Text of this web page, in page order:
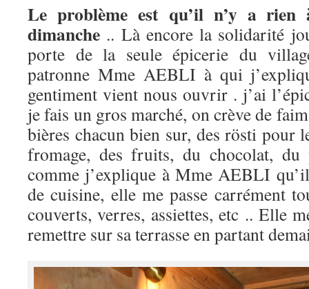
Le problème est qu’il n’y a rien
dimanche .. Là encore la solidarité
porte de la seule épicerie du
patronne Mme AEBLI à qui
gentiment vient nous ouvrir . j’ai
je fais un gros marché, on crève de
bières chacun bien sur, des rösti pour
fromage, des fruits, du chocolat,
comme j’explique à Mme AEBLI
de cuisine, elle me passe carrément
couverts, verres, assiettes, etc .. Elle
remettre sur sa terrasse en partant